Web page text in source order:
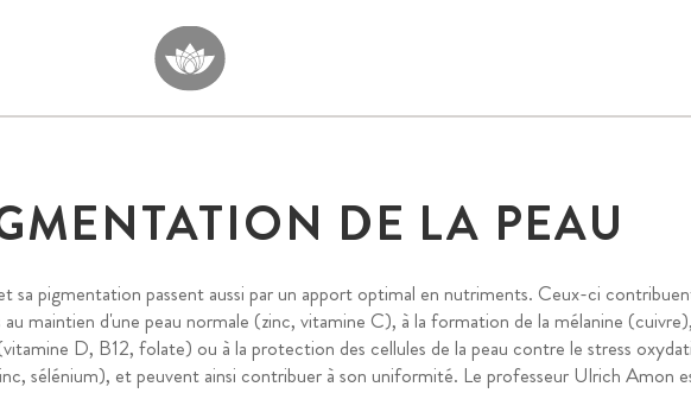
DE LA PEAU
sa pigmentation passent aussi par un apport optimal en nutriments. Ceux-ci
maintien d'une peau normale (zinc, vitamine C), à la formation de la mélanine
D, B12, folate) ou à la protection des cellules de la peau contre le stress
sélénium), et peuvent ainsi contribuer à son uniformité. Le professeur Ulrich Amon